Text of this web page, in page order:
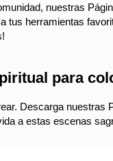
nuestras
herramientas
para
Descarga nuestras
a estas escenas